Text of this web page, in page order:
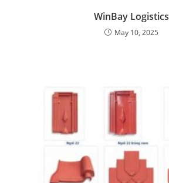
WinBay Logistics
May 10, 2025